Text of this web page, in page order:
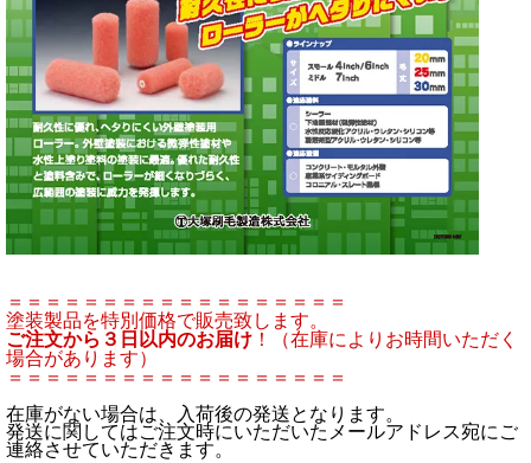
＝＝＝＝＝＝＝＝＝＝＝＝＝＝＝＝＝＝
塗装製品を特別価格で販売致します。
ご注文から３日以内のお届け ！（在庫によりお時間いただく
場合があります）
＝＝＝＝＝＝＝＝＝＝＝＝＝＝＝＝＝＝
在庫がない場合は、入荷後の発送となります。
発送に関してはご注文時にいただいたメールアドレス宛にご
連絡させていただきます。